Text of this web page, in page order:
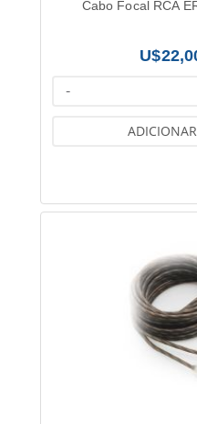
Cabo Focal RCA
-